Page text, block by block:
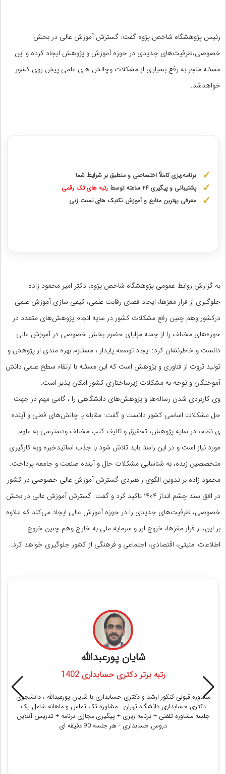
رئیس پژوهشگاه شاخص پژوه گفت: گسترش آموزش عالی در بخش
خصوصی،ظرفیت‌های جدیدی در حوزه آموزش و پژوهش ایجاد کرده و این
مسئله منجر به رفع بسیاری از مشکلات وچالش های علمی پیش روی کشور
خواهدشد.
برنامه‌ریزی کاملاً اختصاصی و منطبق بر شرایط شما
پشتیبانی و پیگیری ۲۴ ساعته توسط
رتبه‌ های تک رقمی
معرفی بهترین منابع و آموزش تکنیک های تست زنی
به گزارش روابط عمومی پژوهشگاه شاخص پژوه، دکتر امیر محمود زاده
جلوگیری از فرار مغزها، ایجاد فضای رقابت علمی، کیفی سازی آموزش علمی
درکشور وهم چنین رفع مشکلات کشور در سایه انجام پژوهش‌های متعدد در
حوزه‌های مختلف را از جمله مزایای حضور بخش خصوصی در آموزش عالی
دانست و خاطرنشان کرد: ایجاد توسعه پایدار ، مستلزم بهره مندی از پژوهش و
تولید ثروت از فناوری و پژوهش است که این مسئله با ارتقاء سطح علمی دانش
آموختگان و توجه به مشکلات زیرساختاری کشور امکان پذیر است.
وی کاربردی شدن رساله‌ها و پژوهش‌های دانشگاهی را ، گامی مهم در جهت
حل مشکلات اساسی کشور دانست و گفت: مقابله با چالش‌های فعلی و آینده
ی نظام، در سایه پژوهش، تحقیق و تالیف کتب مختلف ودسترسی به علوم
مورد نیاز است و در این راستا باید تلاش شود با جذب اساتیدخبره وبه کارگیری
متخصصین زبده، به شناسایی مشکلات حال و آینده صنعت و جامعه پرداخت.
محمود زاده بر تدوین الگوی راهبردی گسترش آموزش عالی خصوصی در کشور
در افق سند چشم انداز ۱۴۰۴ تاکید کرد و گفت: گسترش آموزش عالی در بخش
خصوصی، ظرفیت‌های جدیدی را در حوزه آموزش عالی ایجاد می‌کند که علاوه
بر این، از فرار مغزها، خروج ارز و سرمایه ملی به خارج وهم چنین خروج
اطلاعات امنیتی، اقتصادی، اجتماعی و فرهنگی از کشور جلوگیری خواهد کرد.
شایان پورعبدالله
رتبه برتر دکتری حسابداری 1402
مشاوره قبولی کنکور ارشد و دکتری حسابداری با شایان پورعبدالله ، دانشجوی
دکتری حسابداری دانشگاه تهران : مشاوره تک تماس و ماهانه شامل یک
جلسه مشاوره تلفنی + برنامه ریزی + پیگیری مجازی برنامه + تدریس آنلاین
دروس حسابداری - هر جلسه 90 دقیقه ای